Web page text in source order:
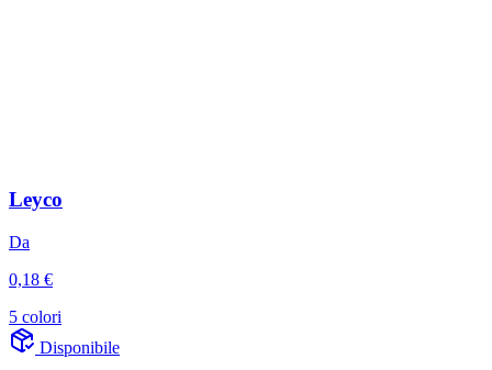
Leyco
Da
0,18 €
5 colori
Disponibile